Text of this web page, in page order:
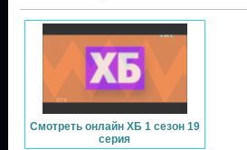
Смотреть онлайн ХБ 1 сезон 19
серия